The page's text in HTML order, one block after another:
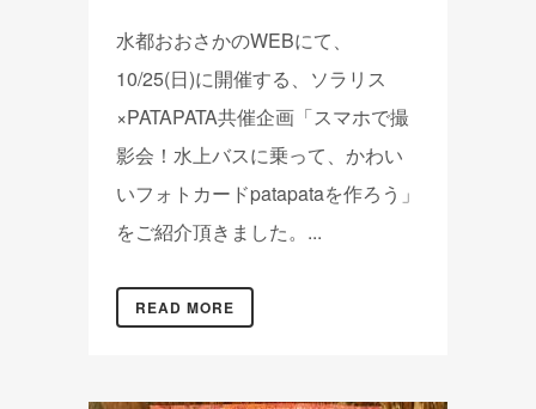
水都おおさかのWEBにて、
10/25(日)に開催する、ソラリス
×PATAPATA共催企画「スマホで撮
影会！水上バスに乗って、かわい
いフォトカードpatapataを作ろう」
をご紹介頂きました。...
READ MORE